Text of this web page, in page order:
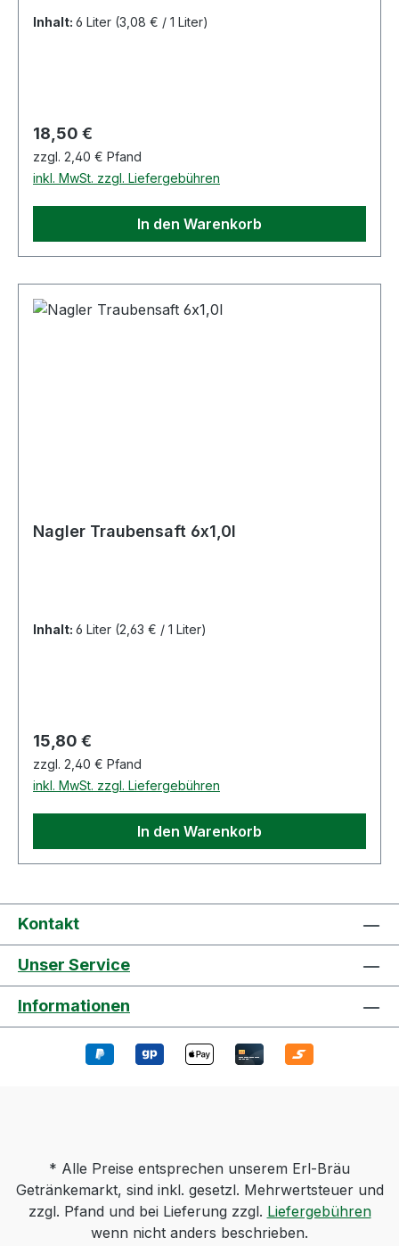
Inhalt: 6 Liter (3,08 € / 1 Liter)
Regulärer Preis:
18,50 €
zzgl. 2,40 € Pfand
inkl. MwSt. zzgl. Liefergebühren
In den Warenkorb
Nagler Traubensaft 6x1,0l
Inhalt: 6 Liter (2,63 € / 1 Liter)
Regulärer Preis:
15,80 €
zzgl. 2,40 € Pfand
inkl. MwSt. zzgl. Liefergebühren
In den Warenkorb
Kontakt
Unser Service
Informationen
* Alle Preise entsprechen unserem Erl-Bräu
Getränkemarkt, sind inkl. gesetzl. Mehrwertsteuer und
zzgl. Pfand und bei Lieferung zzgl. Liefergebühren
wenn nicht anders beschrieben.